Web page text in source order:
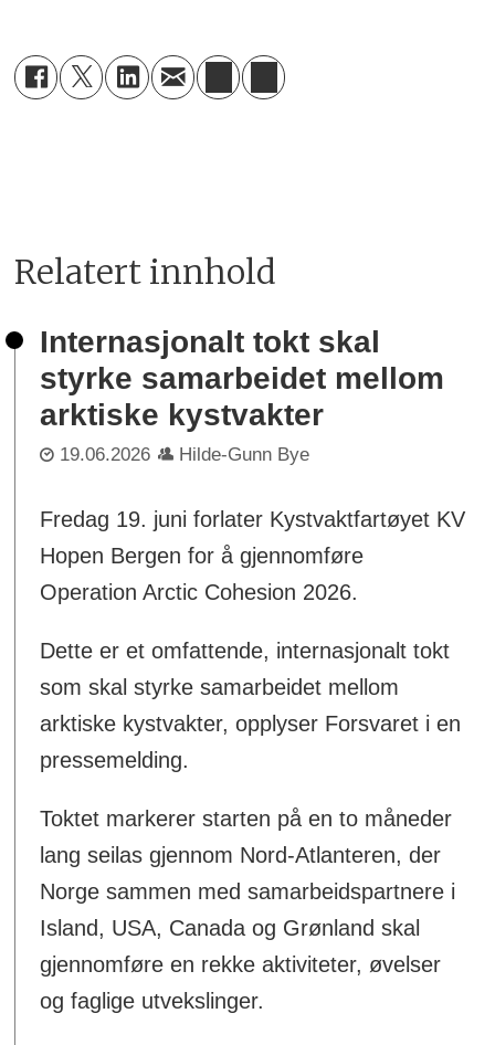
Relatert innhold
Internasjonalt tokt skal
styrke samarbeidet mellom
arktiske kystvakter
19.06.2026 Hilde-Gunn Bye
Fredag 19. juni forlater Kystvaktfartøyet KV
Hopen Bergen for å gjennomføre
Operation Arctic Cohesion 2026.
Dette er et omfattende, internasjonalt tokt
som skal styrke samarbeidet mellom
arktiske kystvakter, opplyser Forsvaret i en
pressemelding.
Toktet markerer starten på en to måneder
lang seilas gjennom Nord-Atlanteren, der
Norge sammen med samarbeidspartnere i
Island, USA, Canada og Grønland skal
gjennomføre en rekke aktiviteter, øvelser
og faglige utvekslinger.